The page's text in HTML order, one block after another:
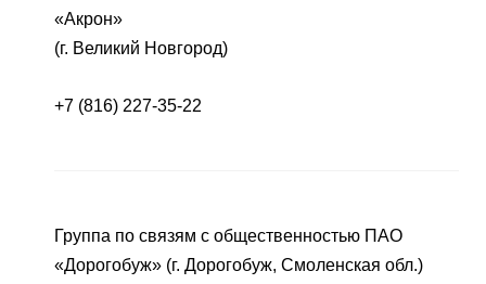
«Акрон»
(г. Великий Новгород)
+7 (816) 227-35-22
Группа по связям с общественностью ПАО
«Дорогобуж» (г. Дорогобуж, Смоленская обл.)